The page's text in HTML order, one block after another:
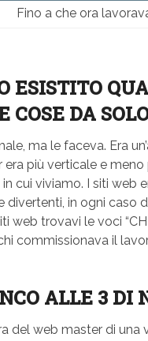
Fino a che ora
ESISTITO
COSE DA
ma le faceva. Era
più verticale e
cui viviamo. I siti web
divertenti, in ogni caso
web trovavi le voci
commissionava il
ALLE 3 DI
del web master di una